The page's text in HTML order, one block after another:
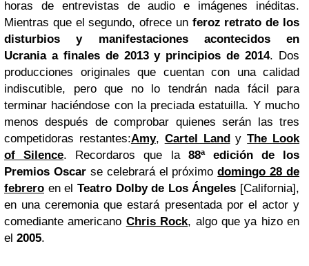
horas de entrevistas de audio e imágenes inéditas.
Mientras que el segundo,ofrece un feroz retrato de los
disturbios y manifestaciones acontecidos en
Ucrania a finales de 2013 y principios de 2014. Dos
producciones originales que cuentan con una calidad
indiscutible, pero que no lo tendrán nada fácil para
terminar haciéndose con la preciada estatuilla. Y mucho
menos después de comprobar quienes serán las tres
competidoras restantes:Amy, Cartel LandyThe Look
of Silence. Recordaros que la 88ª edición de los
Premios Oscarse celebrará el próximodomingo 28 de
febrero en el Teatro Dolby de Los Ángeles [California],
en una ceremonia que estará presentada por el actor y
comediante americano Chris Rock, algo que ya hizo en
el 2005.